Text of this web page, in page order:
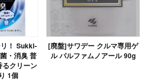
！ Sukki-
・消臭 普
るクリーン
1個
[廃盤]サワデー クルマ専用ゲ
ル パルファムノアール 90g